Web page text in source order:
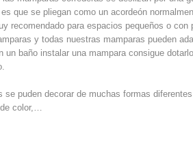
que se pliegan como un acordeón
recomendado para espacios pequeños o con
y todas nuestras mamparas pueden
un baño instalar una mampara consigue
se puden decorar de muchas formas
color,…